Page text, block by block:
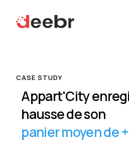
CASE STUDY
Appart'City
hausse de son
panier moyen de
Ressources